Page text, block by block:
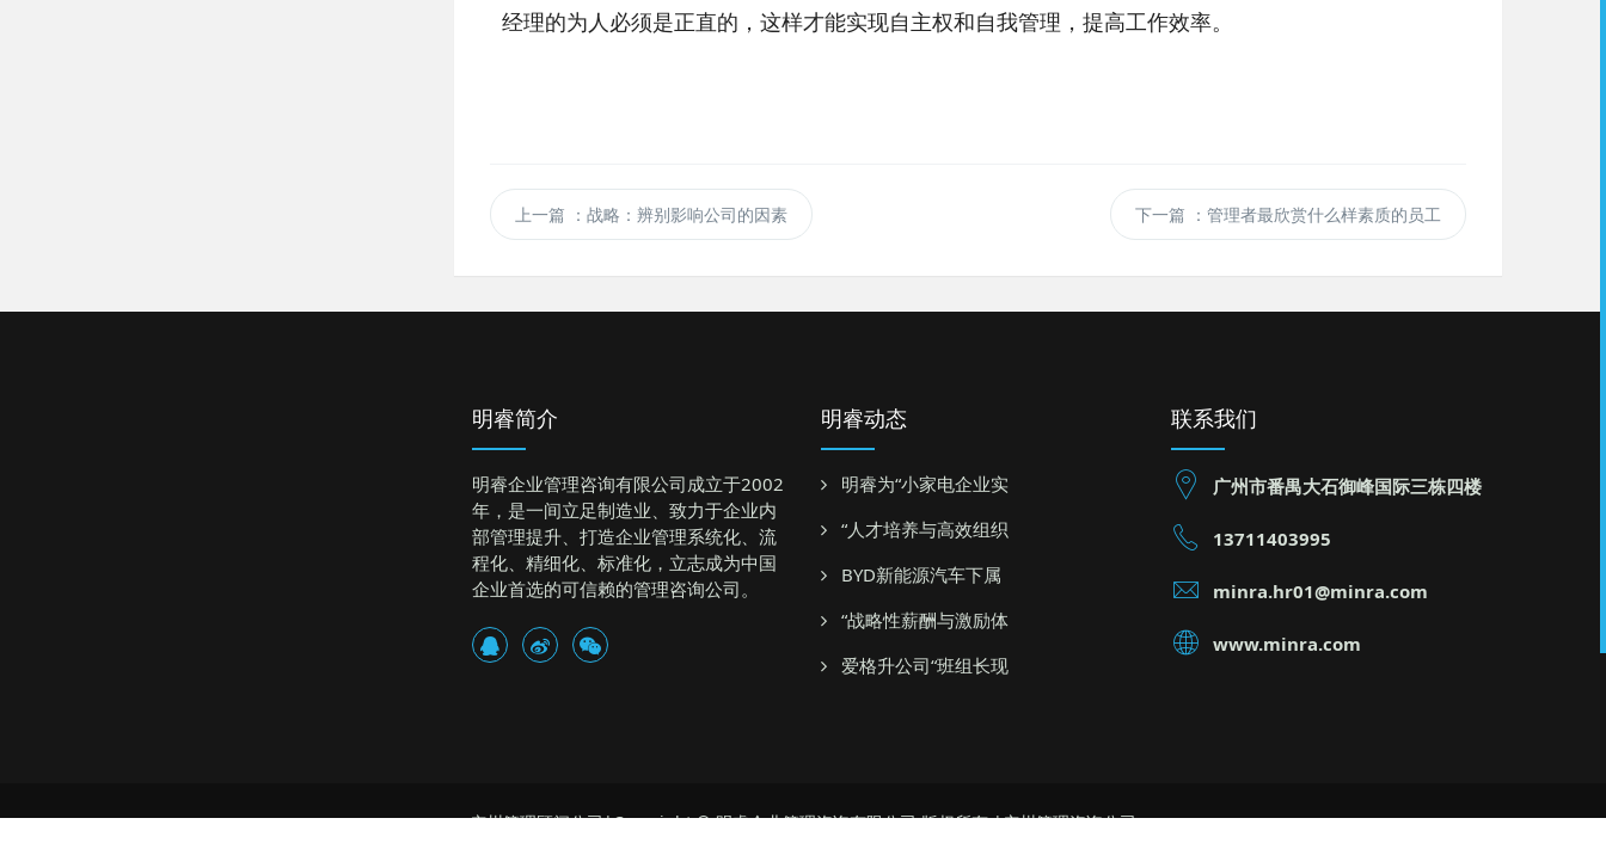
经理的为人必须是正直的，这样才能实现自主权和自我管理，提高工作效率。
上一篇 ：战略：辨别影响公司的因素 下一篇 ：管理者最欣赏什么样素质的员工
明睿简介
明睿企业管理咨询有限公司成立于2002
年，是一间立足制造业、致力于企业内
部管理提升、打造企业管理系统化、流
程化、精细化、标准化，立志成为中国
企业首选的可信赖的管理咨询公司。
明睿动态
明睿为“小家电企业实
“人才培养与高效组织
BYD新能源汽车下属
“战略性薪酬与激励体
爱格升公司“班组长现
联系我们
广州市番禺大石御峰国际三栋四楼
13711403995
minra.hr01@minra.com
www.minra.com
广州管理顾问公司|Copyright © 明睿企业管理咨询有限公司 版权所有 |广州管理咨询公司